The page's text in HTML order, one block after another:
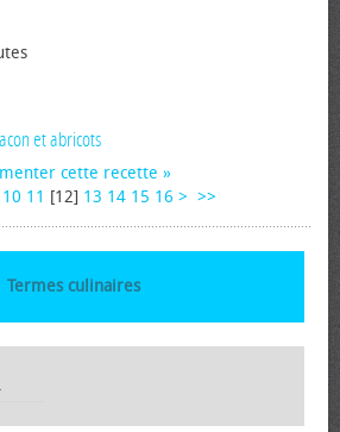
et abricots
cette recette
10 11 [12] 13 14 15 16 > >>
Termes culinaires